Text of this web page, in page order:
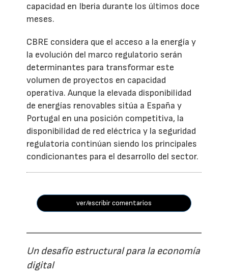
capacidad en Iberia durante los últimos doce
meses.
CBRE considera que el acceso a la energía y
la evolución del marco regulatorio serán
determinantes para transformar este
volumen de proyectos en capacidad
operativa. Aunque la elevada disponibilidad
de energías renovables sitúa a España y
Portugal en una posición competitiva, la
disponibilidad de red eléctrica y la seguridad
regulatoria continúan siendo los principales
condicionantes para el desarrollo del sector.
ver/escribir comentarios
Un desafío estructural para la economía
digital